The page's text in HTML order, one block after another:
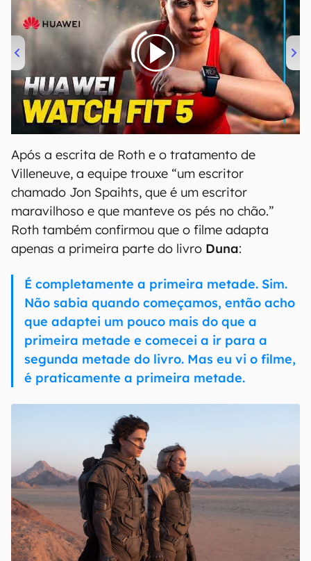
00:00/04:51
Após a escrita de Roth e o tratamento de
Villeneuve, a equipe trouxe “um escritor
chamado Jon Spaihts, que é um escritor
maravilhoso e que manteve os pés no chão.”
Roth também confirmou que o filme adapta
apenas a primeira parte do livro Duna:
É completamente a primeira metade. Sim.
Não sabia quando começamos, então acho
que adaptei um pouco mais do que a
primeira metade e comecei a ir para a
segunda metade do livro. Mas eu vi o filme,
é praticamente a primeira metade.